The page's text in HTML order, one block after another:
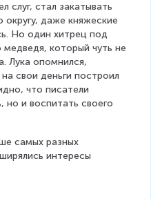
слуг, стал закатывать
округу, даже княжеские
Но один хитрец под
медведя, который чуть не
Лука опомнился,
свои деньги построил
что писатели
но и воспитать своего
самых разных
интересы